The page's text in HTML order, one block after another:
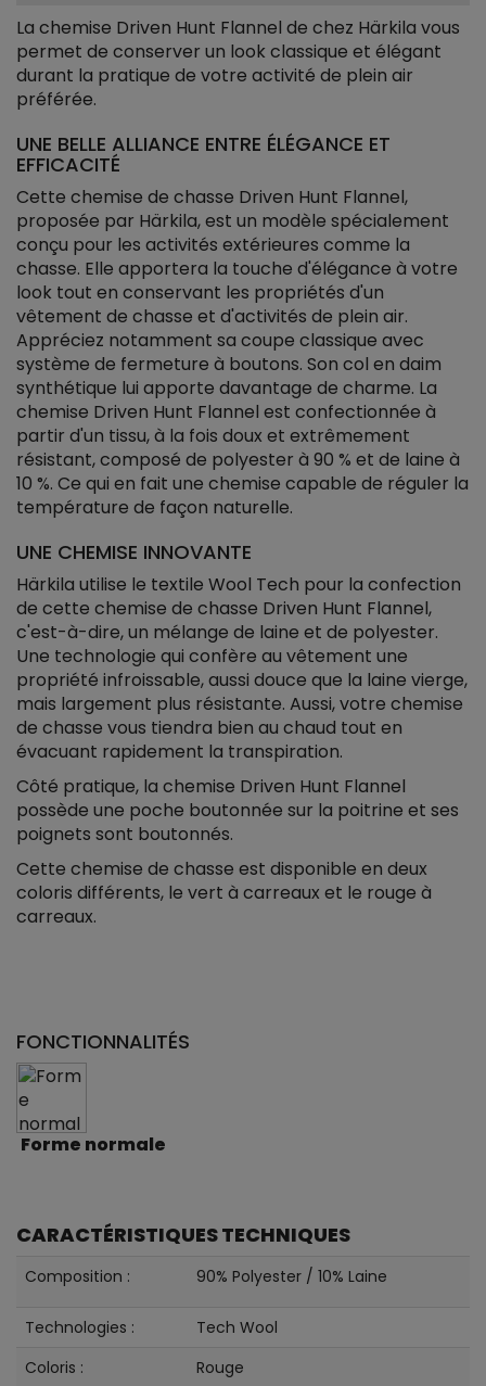
La chemise Driven Hunt Flannel de chez Härkila vous
permet de conserver un look classique et élégant
durant la pratique de votre activité de plein air
préférée.
UNE BELLE ALLIANCE ENTRE ÉLÉGANCE ET
EFFICACITÉ
Cette chemise de chasse Driven Hunt Flannel,
proposée par Härkila, est un modèle spécialement
conçu pour les activités extérieures comme la
chasse. Elle apportera la touche d'élégance à votre
look tout en conservant les propriétés d'un
vêtement de chasse et d'activités de plein air.
Appréciez notamment sa coupe classique avec
système de fermeture à boutons. Son col en daim
synthétique lui apporte davantage de charme. La
chemise Driven Hunt Flannel est confectionnée à
partir d'un tissu, à la fois doux et extrêmement
résistant, composé de polyester à 90 % et de laine à
10 %. Ce qui en fait une chemise capable de réguler la
température de façon naturelle.
UNE CHEMISE INNOVANTE
Härkila utilise le textile Wool Tech pour la confection
de cette chemise de chasse Driven Hunt Flannel,
c'est-à-dire, un mélange de laine et de polyester.
Une technologie qui confère au vêtement une
propriété infroissable, aussi douce que la laine vierge,
mais largement plus résistante. Aussi, votre chemise
de chasse vous tiendra bien au chaud tout en
évacuant rapidement la transpiration.
Côté pratique, la chemise Driven Hunt Flannel
possède une poche boutonnée sur la poitrine et ses
poignets sont boutonnés.
Cette chemise de chasse est disponible en deux
coloris différents, le vert à carreaux et le rouge à
carreaux.
FONCTIONNALITÉS
Forme normale
CARACTÉRISTIQUES TECHNIQUES
Composition : 90% Polyester / 10% Laine
Technologies :
Tech Wool
Coloris :
Rouge